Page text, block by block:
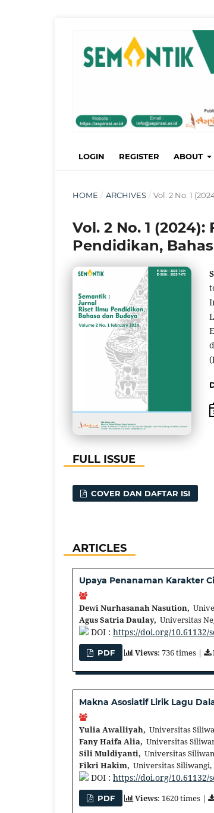
LOGIN REGISTER ABOUT
HOME / ARCHIVES / Vol. 2 No. 1
Vol. 2 No. 1
Pendidikan,
(
FULL ISSUE
COVER DAN DAFTAR ISI
ARTICLES
Upaya Penanaman Karakter
Dewi Nurhasanah Nasution,
Agus Satria Daulay, Universitas
DOI : https://doi.org/10.61132/
PDF Views: 736 times |
Makna Asosiatif Lirik Lagu
Yulia Awalliyah, Universitas
Fany Haifa Alia, Universitas
Sili Muldiyanti, Universitas
Fikri Hakim, Universitas
DOI : https://doi.org/10.61132/
PDF Views: 1620 times |